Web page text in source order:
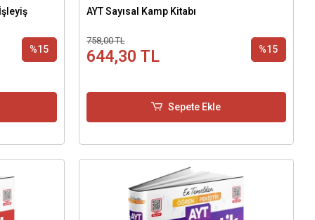
%15
AYT Sayısal Kamp Kitabı
758,00 TL
644,30 TL %15
Sepete Ekle